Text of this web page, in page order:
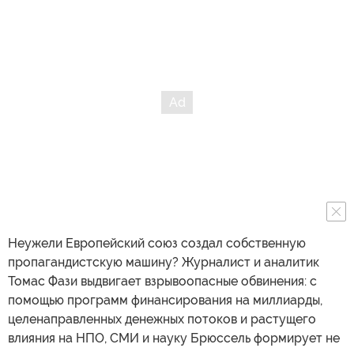
Неужели Европейский союз создал собственную
пропагандистскую машину? Журналист и аналитик
Томас Фази выдвигает взрывоопасные обвинения: с
помощью программ финансирования на миллиарды,
целенаправленных денежных потоков и растущего
влияния на НПО, СМИ и науку Брюссель формирует не